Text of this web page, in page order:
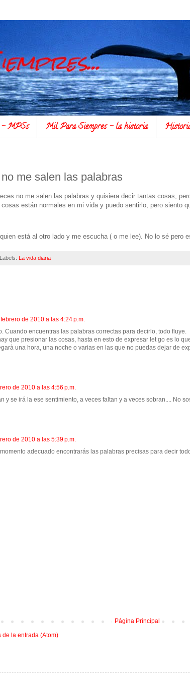
- MPSs Mil Para Siempres - la historia
me salen las palabras
no me salen las palabras y quisiera decir tantas cosas,
están normales en mi vida y puedo sentirlo, pero siento
está al otro lado y me escucha ( o me lee). No lo sé pero
Labels: La vida diaria
de 2010 a las 4:24 p.m.
Cuando encuentras las palabras correctas para decirlo, todo fluye.
que presionar las cosas, hasta en esto de expresar let go es lo
una hora, una noche o varias en las que no puedas dejar de
de 2010 a las 4:56 p.m.
y se irá la ese sentimiento, a veces faltan y a veces sobran.... No
de 2010 a las 5:39 p.m.
adecuado encontrarás las palabras precisas para decir
Página Principal
de la entrada (Atom)